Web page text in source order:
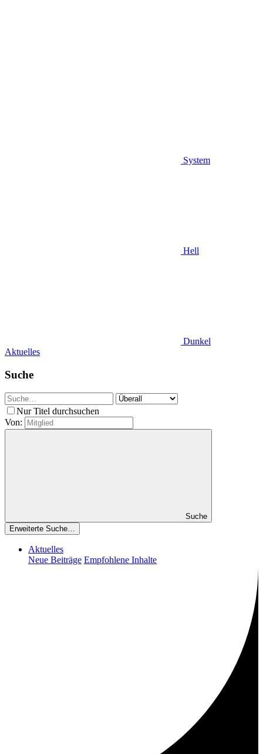
System
Hell
Dunkel
Aktuelles
Suche
Nur Titel durchsuchen
Von:
Suche
Erweiterte Suche…
Aktuelles
Neue Beiträge Empfohlene Inhalte